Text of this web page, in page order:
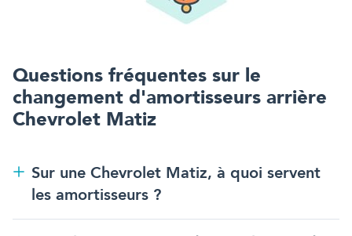
Questions fréquentes sur le
changement d'amortisseurs arrière
Chevrolet Matiz
Sur une Chevrolet Matiz, à quoi servent
les amortisseurs ?